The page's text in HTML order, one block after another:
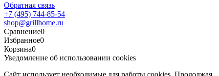
Обратная связь
+7 (495) 744-85-54
shop@grillhome.ru
Сравнение0
Избранное0
Корзина0
Уведомление об использовании cookies
Сайт использует необходимые для работы cookies. Продолжая